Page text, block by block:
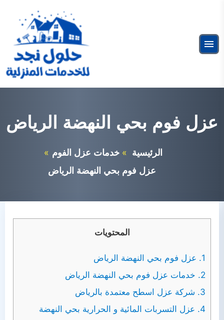
المحتوى
القائمة
البحث
عزل فوم بحي النهضة الرياض
الرئيسية
خدمات عزل الفوم
عزل فوم بحي النهضة الرياض
المحتويات
1. عزل فوم بحي النهضة الرياض
2. خدمات عزل فوم بحي النهضة الرياض
3. شركة عزل اسطح معتمدة بالرياض
4. عزل التسربات المائية و الحرارية بحي النهضة